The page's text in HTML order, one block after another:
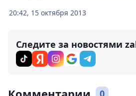
20:42, 15 октября 2013
Следите за новостями
0